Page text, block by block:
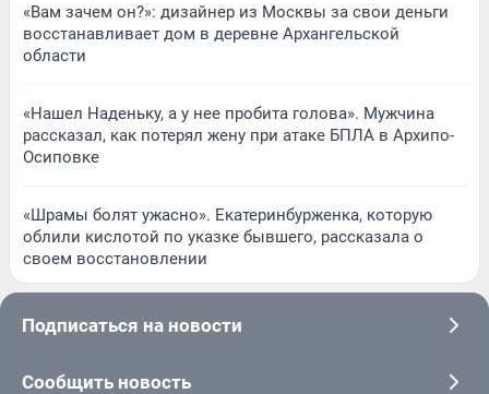
«Вам зачем он?»: дизайнер из Москвы за свои деньги
восстанавливает дом в деревне Архангельской
области
«Нашел Наденьку, а у нее пробита голова». Мужчина
рассказал, как потерял жену при атаке БПЛА в Архипо-
Осиповке
«Шрамы болят ужасно». Екатеринбурженка, которую
облили кислотой по указке бывшего, рассказала о
своем восстановлении
Подписаться на новости
Сообщить новость